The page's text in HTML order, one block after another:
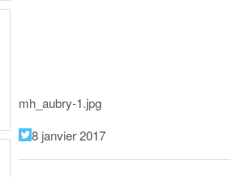
mh_aubry-1.jpg
8 janvier 2017